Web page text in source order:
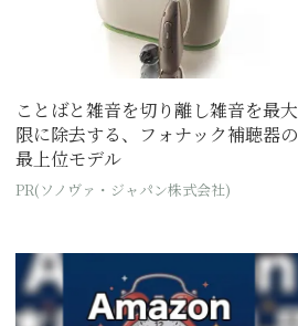
ことばと雑音を切り離し雑音を最大
限に除去する、フォナック補聴器の
最上位モデル
PR(ソノヴァ・ジャパン株式会社)